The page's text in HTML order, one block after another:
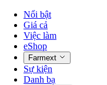
Nổi bật
Giá cả
Việc làm
eShop
Farmext
Sự kiện
Danh bạ